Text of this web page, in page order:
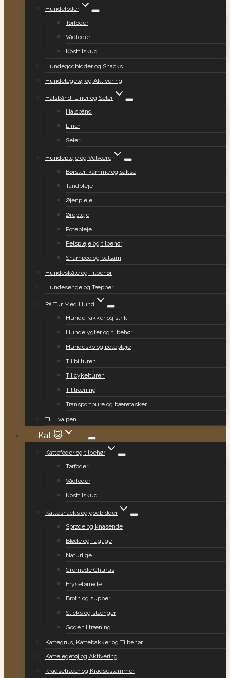
Hundefoder
Tørfoder
Vådfoder
Kosttilskud
Hundegodbidder og Snacks
Hundelegetøj og Aktivering
Halsbånd, Liner og Seler
Halsbånd
Liner
Seler
Hundepleje og Velvære
Børster, kamme og sakse
Tandpleje
Øjenpleje
Ørepleje
Potepleje
Pelspleje og tilbehør
Shampoo og balsam
Hundeskåle og Tilbehør
Hundesenge og Tæpper
På Tur Med Hund
Hundefrakker og strik
Hundelygter og tilbehør
Hundesko og potepleje
Til bilturen
Til cykelturen
Til træning
Transportbure og bæretasker
Til Hvalpen
Kat 🐱
Kattefoder og tilbehør
Tørfoder
Vådfoder
Kosttilskud
Kattesnacks og godbidder
Sprøde og knasende
Bløde og fugtige
Naturlige
Cremede Churus
Frysetørrede
Broth og supper
Sticks og stænger
Gode til træning
Kattegrus, Kattebakker og Tilbehør
Kattelegetøj og Aktivering
Kradsetræer og Kradsestammer